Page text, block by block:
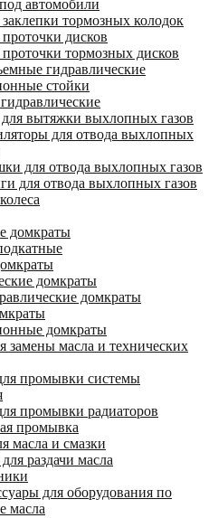
автомобили
тормозных колодок
дисков
тормозных дисков
гидравлические
стойки
для вытяжки выхлопных газов
для отвода выхлопных
для отвода выхлопных газов
для отвода выхлопных газов
домкраты
домкраты
домкраты
домкраты
замены масла и технических
промывки системы
промывки радиаторов
промывка
масла и смазки
раздачи масла
для оборудования по
масла